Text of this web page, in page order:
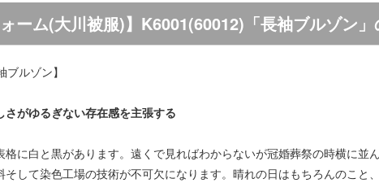
ォーム(大川被服)】K6001(60012)「長袖ブルゾン
ブルゾン】
がゆるぎない存在感を主張する
格に白と黒があります。遠くで見ればわからないが冠婚葬祭の時横に
そして染色工場の技術が不可欠になります。晴れの日はもちろんのこ